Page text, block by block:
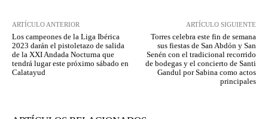
ARTÍCULO ANTERIOR
Los campeones de la Liga Ibérica
2023 darán el pistoletazo de salida
de la XXI Andada Nocturna que
tendrá lugar este próximo sábado en
Calatayud
ARTÍCULO SIGUIENTE
Torres celebra este fin de semana
sus fiestas de San Abdón y San
Senén con el tradicional recorrido
de bodegas y el concierto de Santi
Gandul por Sabina como actos
principales